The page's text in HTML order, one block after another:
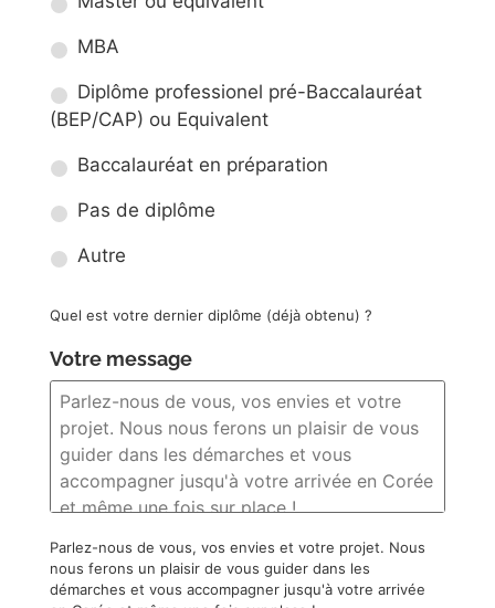
MBA
Diplôme professionel pré-Baccalauréat
(BEP/CAP) ou Equivalent
Baccalauréat en préparation
Pas de diplôme
Autre
Quel est votre dernier diplôme (déjà obtenu) ?
Votre message
Parlez-nous de vous, vos envies et votre projet. Nous
nous ferons un plaisir de vous guider dans les
démarches et vous accompagner jusqu'à votre arrivée